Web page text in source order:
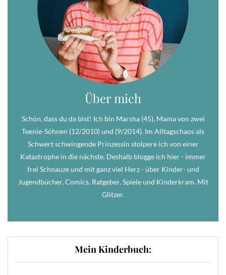
Über mich
Schön, dass du da bist! Ich bin Marsha (45), Mama von zwei
Teenie-Söhnen (12/2010) und (9/2014). Im Alltagschaos als
Schwert schwingende Prinzessin stolpere ich von einer
Katastrophe in die nächste. Deshalb blogge ich hier - immer
frei Schnauze und mit ganz viel Herz - über Kinder- und
Jugendbücher, Comics, Ratgeber, Spiele und Kinderkram. Mit
Glitzer.
Mein Kinderbuch: